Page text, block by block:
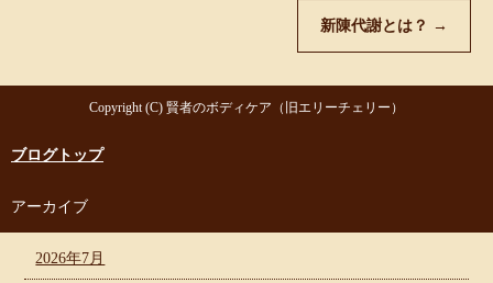
新陳代謝とは？ →
Copyright (C) 賢者のボディケア（旧エリーチェリー）
ブログトップ
アーカイブ
2026年7月